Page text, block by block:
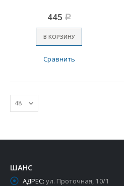
445 Р
В КОРЗИНУ
Сравнить
ШАНС
АДРЕС: ул. Проточная, 10/1